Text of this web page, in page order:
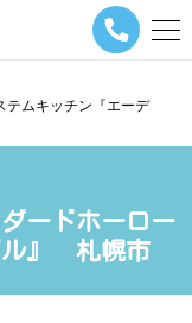
メ
ビ
タ
テムキッチン『エーデ
ードホーロー
ル』 札幌市